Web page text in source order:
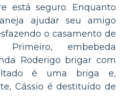
está seguro. Enquanto
ajudar seu amigo
o casamento de
Primeiro, embebeda
Roderigo brigar com
é uma briga e,
Cássio é destituído de